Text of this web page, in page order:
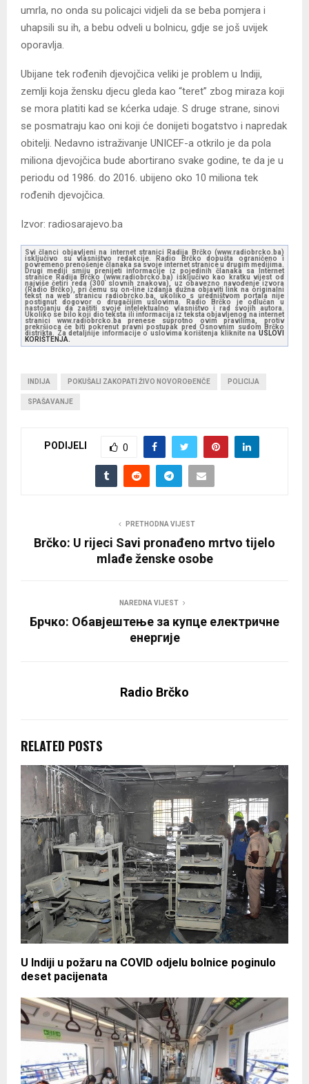
umrla, no onda su policajci vidjeli da se beba pomjera i
uhapsili su ih, a bebu odveli u bolnicu, gdje se još uvijek
oporavlja.
Ubijane tek rođenih djevojčica veliki je problem u Indiji,
zemlji koja žensku djecu gleda kao “teret” zbog miraza koji
se mora platiti kad se kćerka udaje. S druge strane, sinovi
se posmatraju kao oni koji će donijeti bogatstvo i napredak
obitelji. Nedavno istraživanje UNICEF-a otkrilo je da pola
miliona djevojčica bude abortirano svake godine, te da je u
periodu od 1986. do 2016. ubijeno oko 10 miliona tek
rođenih djevojčica.
Izvor: radiosarajevo.ba
Svi članci objavljeni na internet stranici Radija Brčko (www.radiobrcko.ba)
isključivo su vlasništvo redakcije. Radio Brčko dopušta ograničeno i
povremeno prenošenje članaka sa svoje internet stranice u drugim medijima.
Drugi mediji smiju prenijeti informacije iz pojedinih članaka sa Internet
stranice Radija Brčko (www.radiobrcko.ba) isključivo kao kratku vijest od
najviše četiri reda (300 slovnih znakova), uz obavezno navođenje izvora
(Radio Brčko), pri čemu su on-line izdanja dužna objaviti link na originalni
tekst na web stranicu radiobrcko.ba, ukoliko s uredništvom portala nije
postignut dogovor o drugačijim uslovima. Radio Brčko je odlučan u
nastojanju da zaštiti svoje intelektualno vlasništvo i rad svojih autora.
Ukoliko se bilo koji dio teksta ili informacija iz teksta objavljenog na internet
stranici www.radiobrcko.ba prenese suprotno ovim pravilima, protiv
prekršioca će biti pokrenut pravni postupak pred Osnovnim sudom Brčko
distrikta. Za detaljnije informacije o uslovima korištenja kliknite na USLOVI
KORIŠTENJA.
INDIJA POKUŠALI ZAKOPATI ŽIVO NOVOROĐENČE POLICIJA
SPAŠAVANJE
PODIJELI 0
PRETHODNA VIJEST
Brčko: U rijeci Savi pronađeno mrtvo tijelo
mlađe ženske osobe
NAREDNA VIJEST
Брчко: Обавјештење за купце електричне
енергије
Radio Brčko
RELATED POSTS
U Indiji u požaru na COVID odjelu bolnice poginulo
deset pacijenata